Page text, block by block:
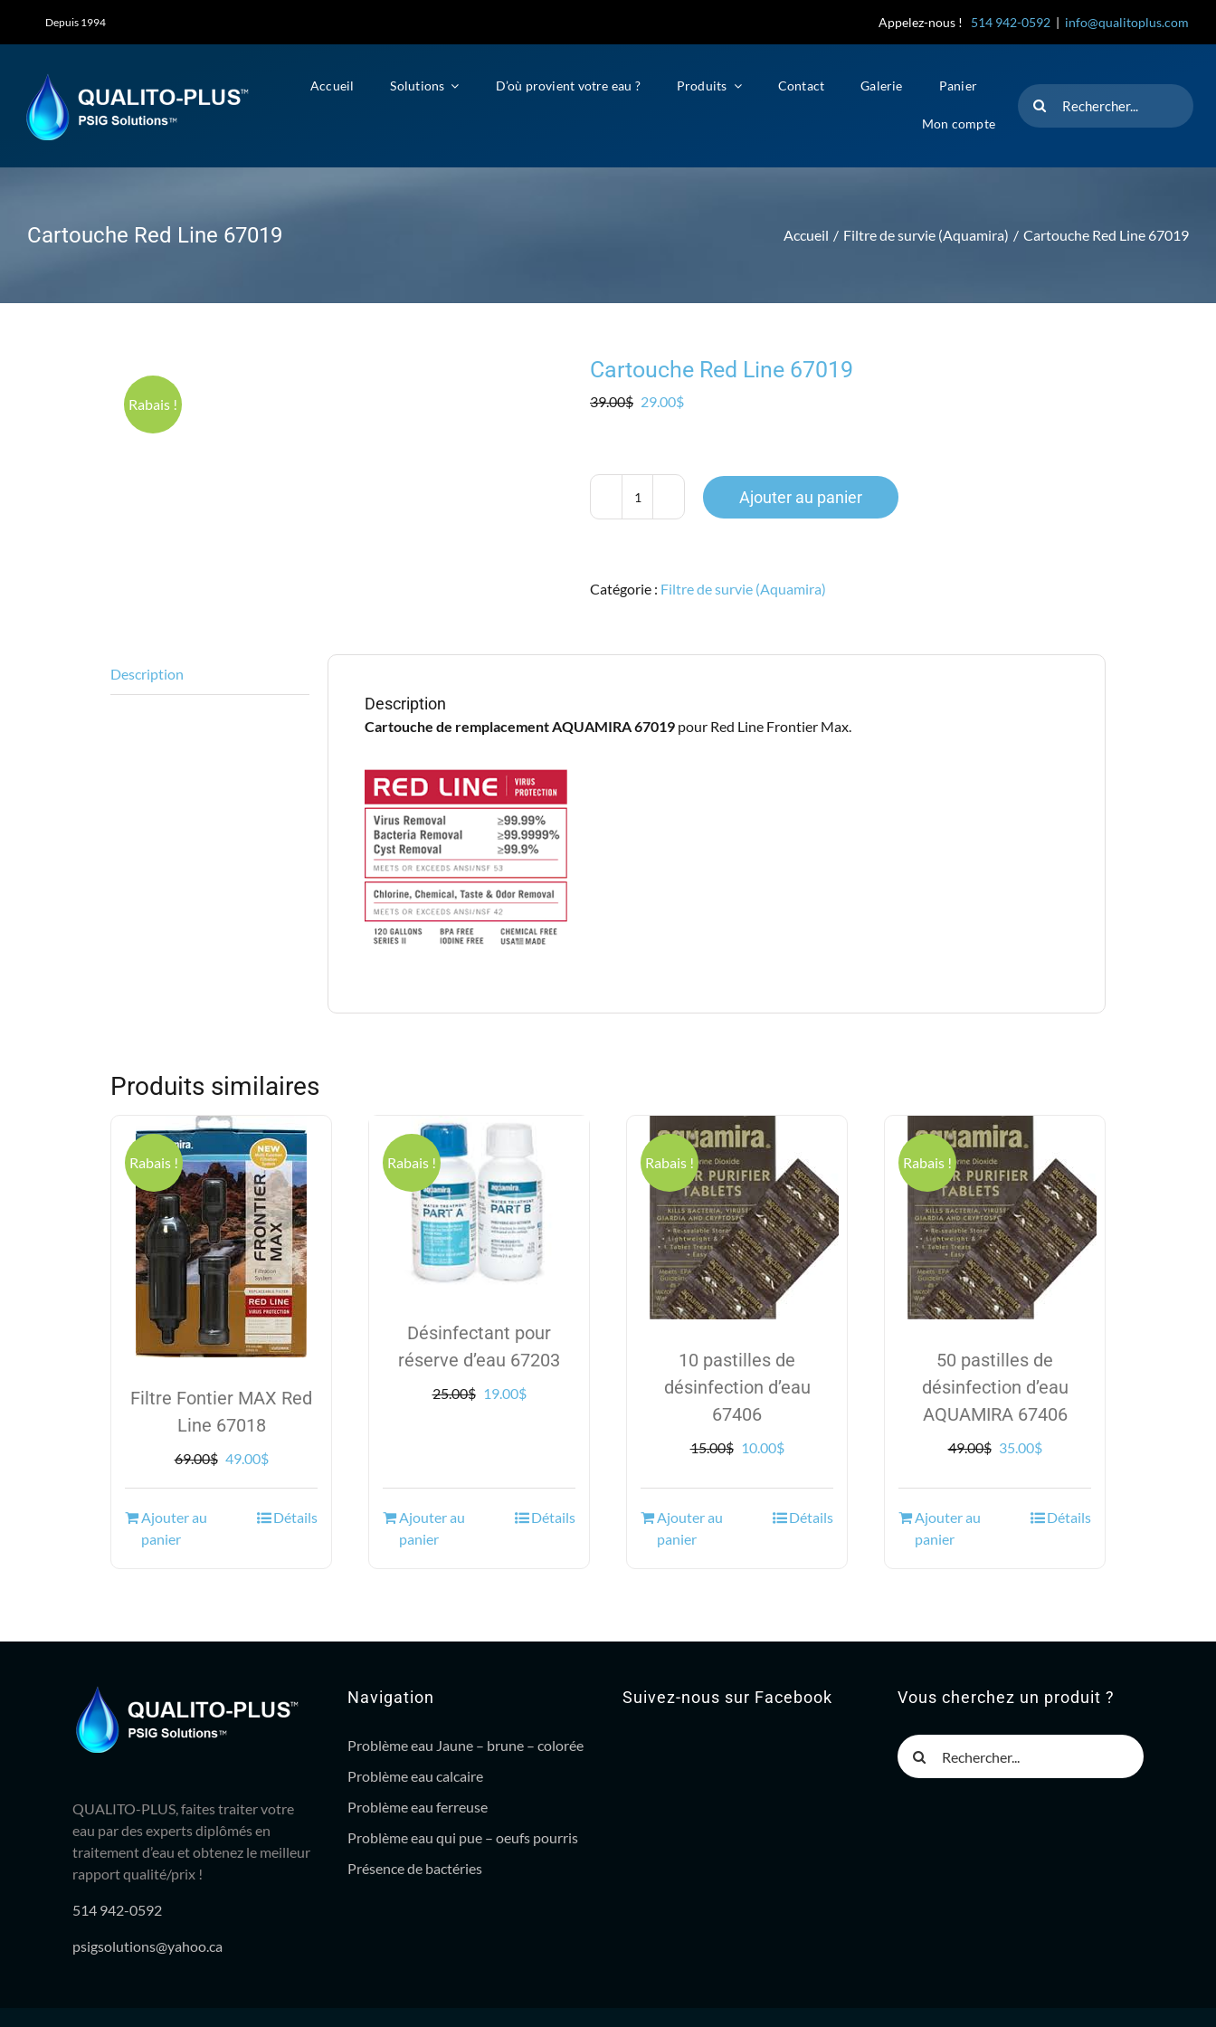
Depuis 1994 Appelez-nous ! 514 942-0592 | info@qualitoplus.com
Accueil Solutions D’où provient votre eau ? Produits Contact Galerie Panier
Mon compte
Rechercher
Cartouche Red Line 67019 Accueil Filtre de survie (Aquamira) Cartouche Red Line 67019
Rabais !
Cartouche Red Line 67019
39.00$ Le
29.00$Le
29.00$.
quantité
Line
Ajouter au panier
Catégorie : Filtre de survie (Aquamira)
Description
Description
Cartouche de remplacement AQUAMIRA 67019 pour Red Line Frontier Max.
Produits similaires
Rabais !
Filtre Fontier MAX Red
Line 67018
69.00$ Le
était :
49.00$Le
est :
Ajouter au
panier
Détails
Rabais !
Désinfectant pour
réserve d’eau 67203
25.00$ Le
19.00$Le
Ajouter au
panier
Détails
Rabais !
10 pastilles de
désinfection d’eau
67406
15.00$ Le
initial
était :
10.00$Le
actuel
est :
Ajouter au
panier
Détails
Rabais !
50 pastilles de
désinfection d’eau
AQUAMIRA 67406
49.00$ Le
initial
était :
35.00$Le
actuel
est :
Ajouter au
panier
Détails
QUALITO-PLUS, faites traiter votre
eau par des experts diplômés en
traitement d’eau et obtenez le meilleur
rapport qualité/prix !
514 942-0592
psigsolutions@yahoo.ca
Navigation
Problème eau Jaune – brune – colorée
Problème eau calcaire
Problème eau ferreuse
Problème eau qui pue – oeufs pourris
Présence de bactéries
Suivez-nous sur Facebook Vous cherchez un produit ?
Rechercher